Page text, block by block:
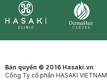
Bản quyền © 2016 Hasaki.vn
Công Ty cổ phần HASAKI VIETNAM